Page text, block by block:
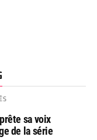
sa voix
de la série